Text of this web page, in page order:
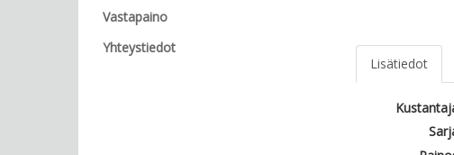
Vastapaino
Yhteystiedot
Lisätiedot